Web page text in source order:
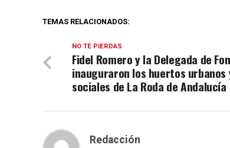
TEMAS RELACIONADOS:
NO TE PIERDAS
Fidel Romero y la Delegada de
inauguraron los huertos urbanos
sociales de La Roda de Andalucía
Redacción